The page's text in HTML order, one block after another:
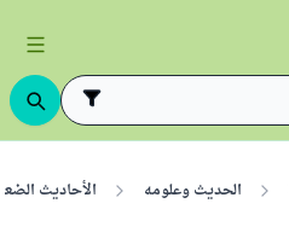
الحديث وعلومه الأحاديث